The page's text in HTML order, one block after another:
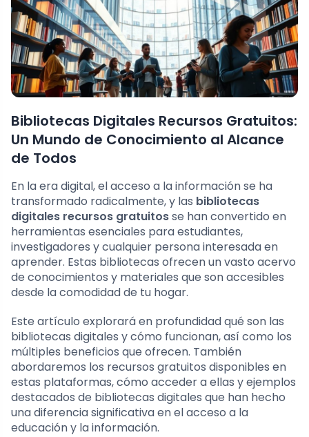
Bibliotecas Digitales Recursos Gratuitos:
Un Mundo de Conocimiento al Alcance
de Todos
En la era digital, el acceso a la información se ha
transformado radicalmente, y las bibliotecas
digitales recursos gratuitosse han convertido en
herramientas esenciales para estudiantes,
investigadores y cualquier persona interesada en
aprender. Estas bibliotecas ofrecen un vasto acervo
de conocimientos y materiales que son accesibles
desde la comodidad de tu hogar.
Este artículo explorará en profundidad qué son las
bibliotecas digitales y cómo funcionan, así como los
múltiples beneficios que ofrecen. También
abordaremos los recursos gratuitos disponibles en
estas plataformas, cómo acceder a ellas y ejemplos
destacados de bibliotecas digitales que han hecho
una diferencia significativa en el acceso a la
educación y la información.